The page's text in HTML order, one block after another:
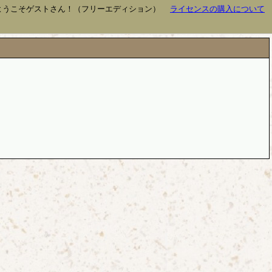
うこそゲストさん！（フリーエディション） ライセンスの購入について